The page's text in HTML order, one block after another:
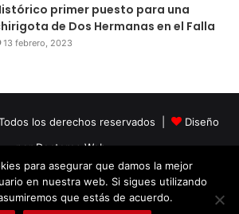
primer puesto para una
de Dos Hermanas en el Falla
13 febrero, 2023
los derechos reservados |
Diseño
por Doctores Web
TwitterLinkedInYouTubeInstagram
para asegurar que damos la mejor
en nuestra web. Si sigues utilizando
que estás de acuerdo.